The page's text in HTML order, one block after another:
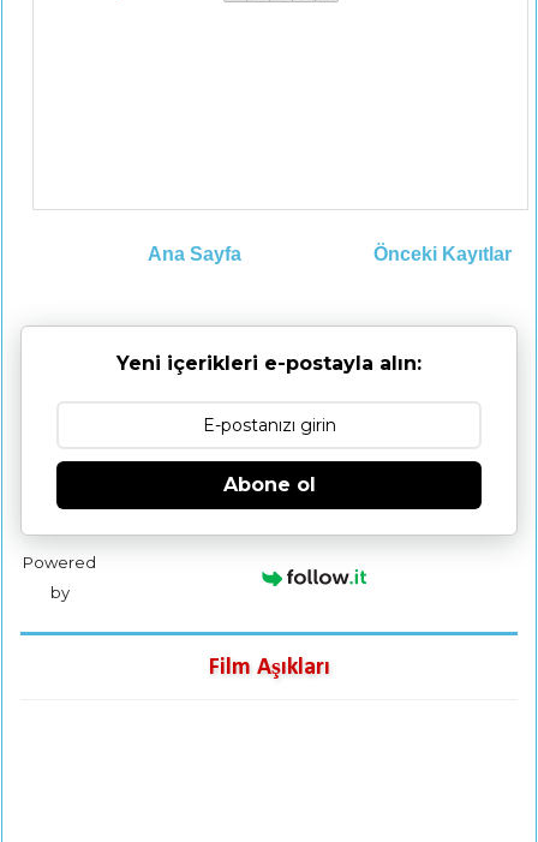
Önceki Kayıtlar
Ana Sayfa
Yeni içerikleri e-postayla alın:
Abone ol
Powered
by
Film Aşıkları